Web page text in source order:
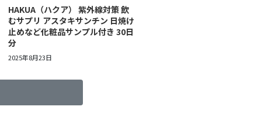
HAKUA（ハクア） 紫外線対策 飲
むサプリ アスタキサンチン 日焼け
止めなど化粧品サンプル付き 30日
分
2025年8月23日